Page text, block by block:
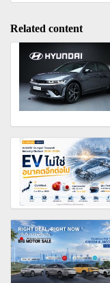
Related content